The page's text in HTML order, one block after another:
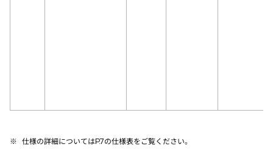
※ 仕様の詳細についてはP.7の仕様表をご覧ください。